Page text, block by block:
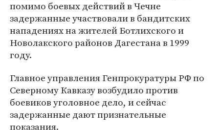
помимо боевых действий в Чечне
задержанные участвовали в бандитских
нападениях на жителей Ботлихского и
Новолакского районов Дагестана в 1999
году.
Главное управления Генпрокуратуры РФ по
Северному Кавказу возбудило против
боевиков уголовное дело, и сейчас
задержанные дают признательные
показания.